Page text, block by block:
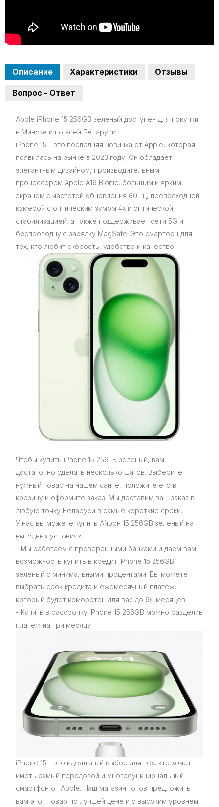
Описание Характеристики Отзывы
Вопрос - Ответ
Apple iPhone 15 256GB зеленый доступен для покупки
в Минске и по всей Беларуси.
iPhone 15 - это последняя новинка от Apple, которая
появилась на рынке в 2023 году. Он обладает
элегантным дизайном, производительным
процессором Apple A16 Bionic, большим и ярким
экраном с частотой обновления 60 Гц, превосходной
камерой с оптическим зумом 4x и оптической
стабилизацией, а также поддерживает сети 5G и
беспроводную зарядку MagSafe. Это смартфон для
тех, кто любит скорость, удобство и качество.
Чтобы купить iPhone 15 256ГБ зеленый, вам
достаточно сделать несколько шагов. Выберите
нужный товар на нашем сайте, положите его в
корзину и оформите заказ. Мы доставим ваш заказ в
любую точку Беларуси в самые короткие сроки.
У нас вы можете купить Айфон 15 256GB зеленый на
выгодных условиях:
- Мы работаем с проверенными банками и даем вам
возможность купить в кредит iPhone 15 256GB
зеленый с минимальными процентами. Вы можете
выбрать срок кредита и ежемесячный платеж,
который будет комфортен для вас до 60 месяцев.
- Купить в рассрочку iPhone 15 256GB можно разделив
платеж на три месяца
iPhone 15 - это идеальный выбор для тех, кто хочет
иметь самый передовой и многофункциональный
смартфон от Apple. Наш магазин готов предложить
вам этот товар по лучшей цене и с высоким уровнем